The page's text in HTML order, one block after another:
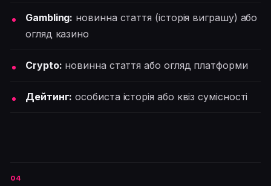
Gambling: новинна стаття (історія виграшу) або
огляд казино
Crypto: новинна стаття або огляд платформи
Дейтинг: особиста історія або квіз сумісності